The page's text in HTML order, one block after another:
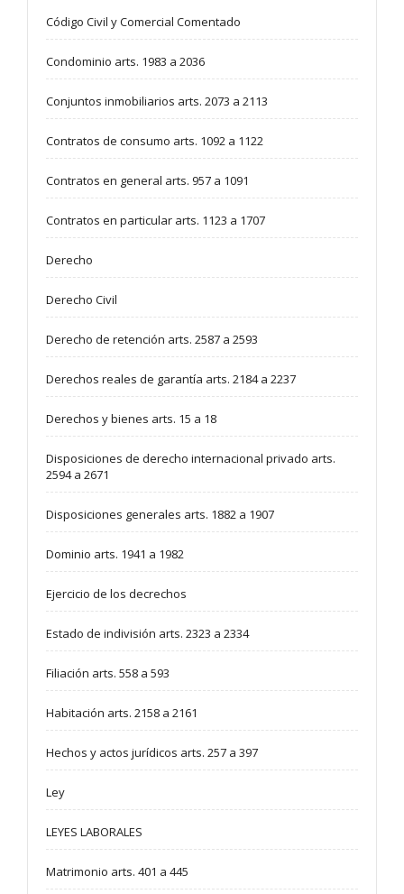
Código Civil y Comercial Comentado
Condominio arts. 1983 a 2036
Conjuntos inmobiliarios arts. 2073 a 2113
Contratos de consumo arts. 1092 a 1122
Contratos en general arts. 957 a 1091
Contratos en particular arts. 1123 a 1707
Derecho
Derecho Civil
Derecho de retención arts. 2587 a 2593
Derechos reales de garantía arts. 2184 a 2237
Derechos y bienes arts. 15 a 18
Disposiciones de derecho internacional privado arts.
2594 a 2671
Disposiciones generales arts. 1882 a 1907
Dominio arts. 1941 a 1982
Ejercicio de los decrechos
Estado de indivisión arts. 2323 a 2334
Filiación arts. 558 a 593
Habitación arts. 2158 a 2161
Hechos y actos jurídicos arts. 257 a 397
Ley
LEYES LABORALES
Matrimonio arts. 401 a 445